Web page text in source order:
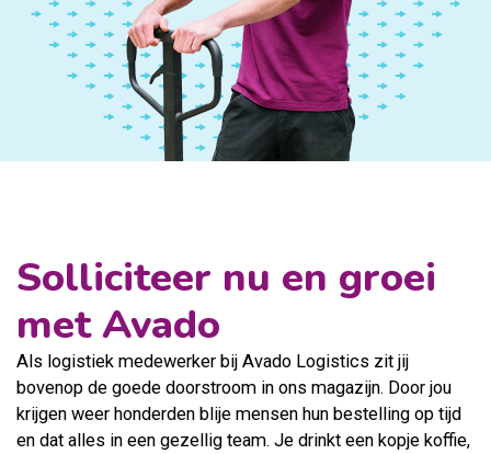
Solliciteer nu en groei
met Avado
Als logistiek medewerker bij Avado Logistics zit jij
bovenop de goede doorstroom in ons magazijn. Door jou
krijgen weer honderden blije mensen hun bestelling op tijd
en dat alles in een gezellig team. Je drinkt een kopje koffie,